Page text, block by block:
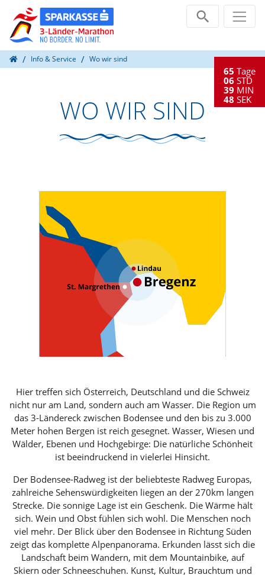
Direkt zur Hauptnavigation springen
Direkt zum Inhalt springen
65 Tage
06 STD
39 MIN
48 SEK
HomeInfo & Service Wo wir sind
WO WIR SIND
Hier treffen sich Österreich, Deutschland und die Schweiz
nicht nur am Land, sondern auch am Wasser. Die Region um
das 3-Ländereck zwischen Bodensee und den bis zu 3.000
Meter hohen Bergen ist reich gesegnet. Wasser, Wiesen und
Wälder, Ebenen und Hochgebirge: Die natürliche Schönheit
ist beeindruckend in vielerlei Hinsicht.
Der Bodensee-Radweg ist der beliebteste Radweg Europas,
zahlreiche Sehenswürdigkeiten liegen an der 270km langen
Strecke. Die sonnige Lage ist ein Geschenk. Die Wärme hält
sich. Wein und Obst fühlen sich wohl. Die Menschen noch
viel mehr. Der Blick über den Bodensee in Richtung Süden
zeigt das komplette Alpenpanorama. Erkunden lässt sich die
Landschaft beim Wandern, mit dem Mountainbike, auf
Skiern oder Schneeschuhen. Kunst, Kultur, Brauchtum und